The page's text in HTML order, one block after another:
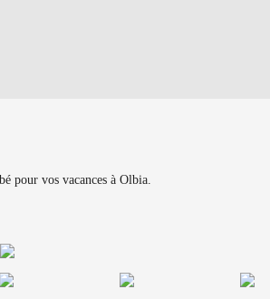
pour vos vacances à Olbia.